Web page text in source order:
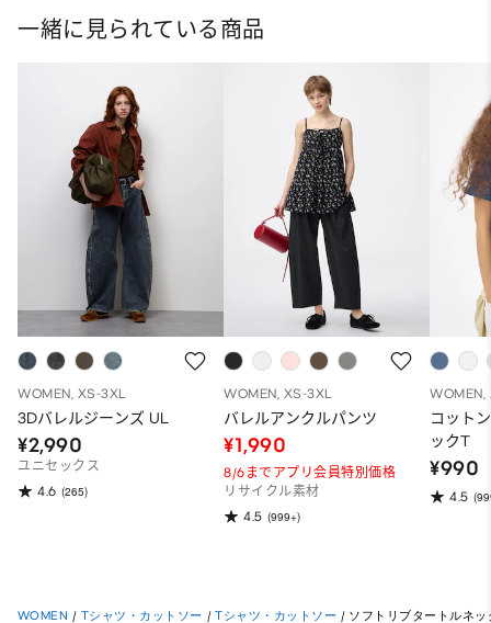
一緒に見られている商品
WOMEN, XS-3XL
3Dバレルジーンズ UL
¥2,990
ユニセックス
4.6 (265)
WOMEN, XS-3XL
バレルアンクルパンツ
¥1,990
8/6までアプリ会員特別価格
リサイクル素材
4.5 (999+)
WOMEN,
コット
ックT
¥990
4.5
WOMEN / Tシャツ・カットソー / Tシャツ・カットソー / ソフトリブタートルネ